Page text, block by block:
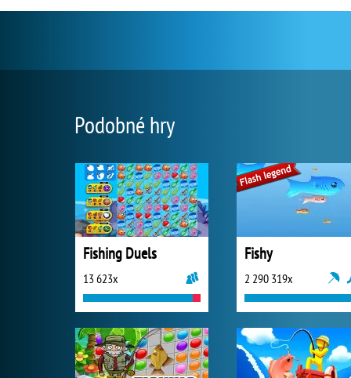
Podobné hry
Fishing Duels
13 623x
Fishy
2 290 319x